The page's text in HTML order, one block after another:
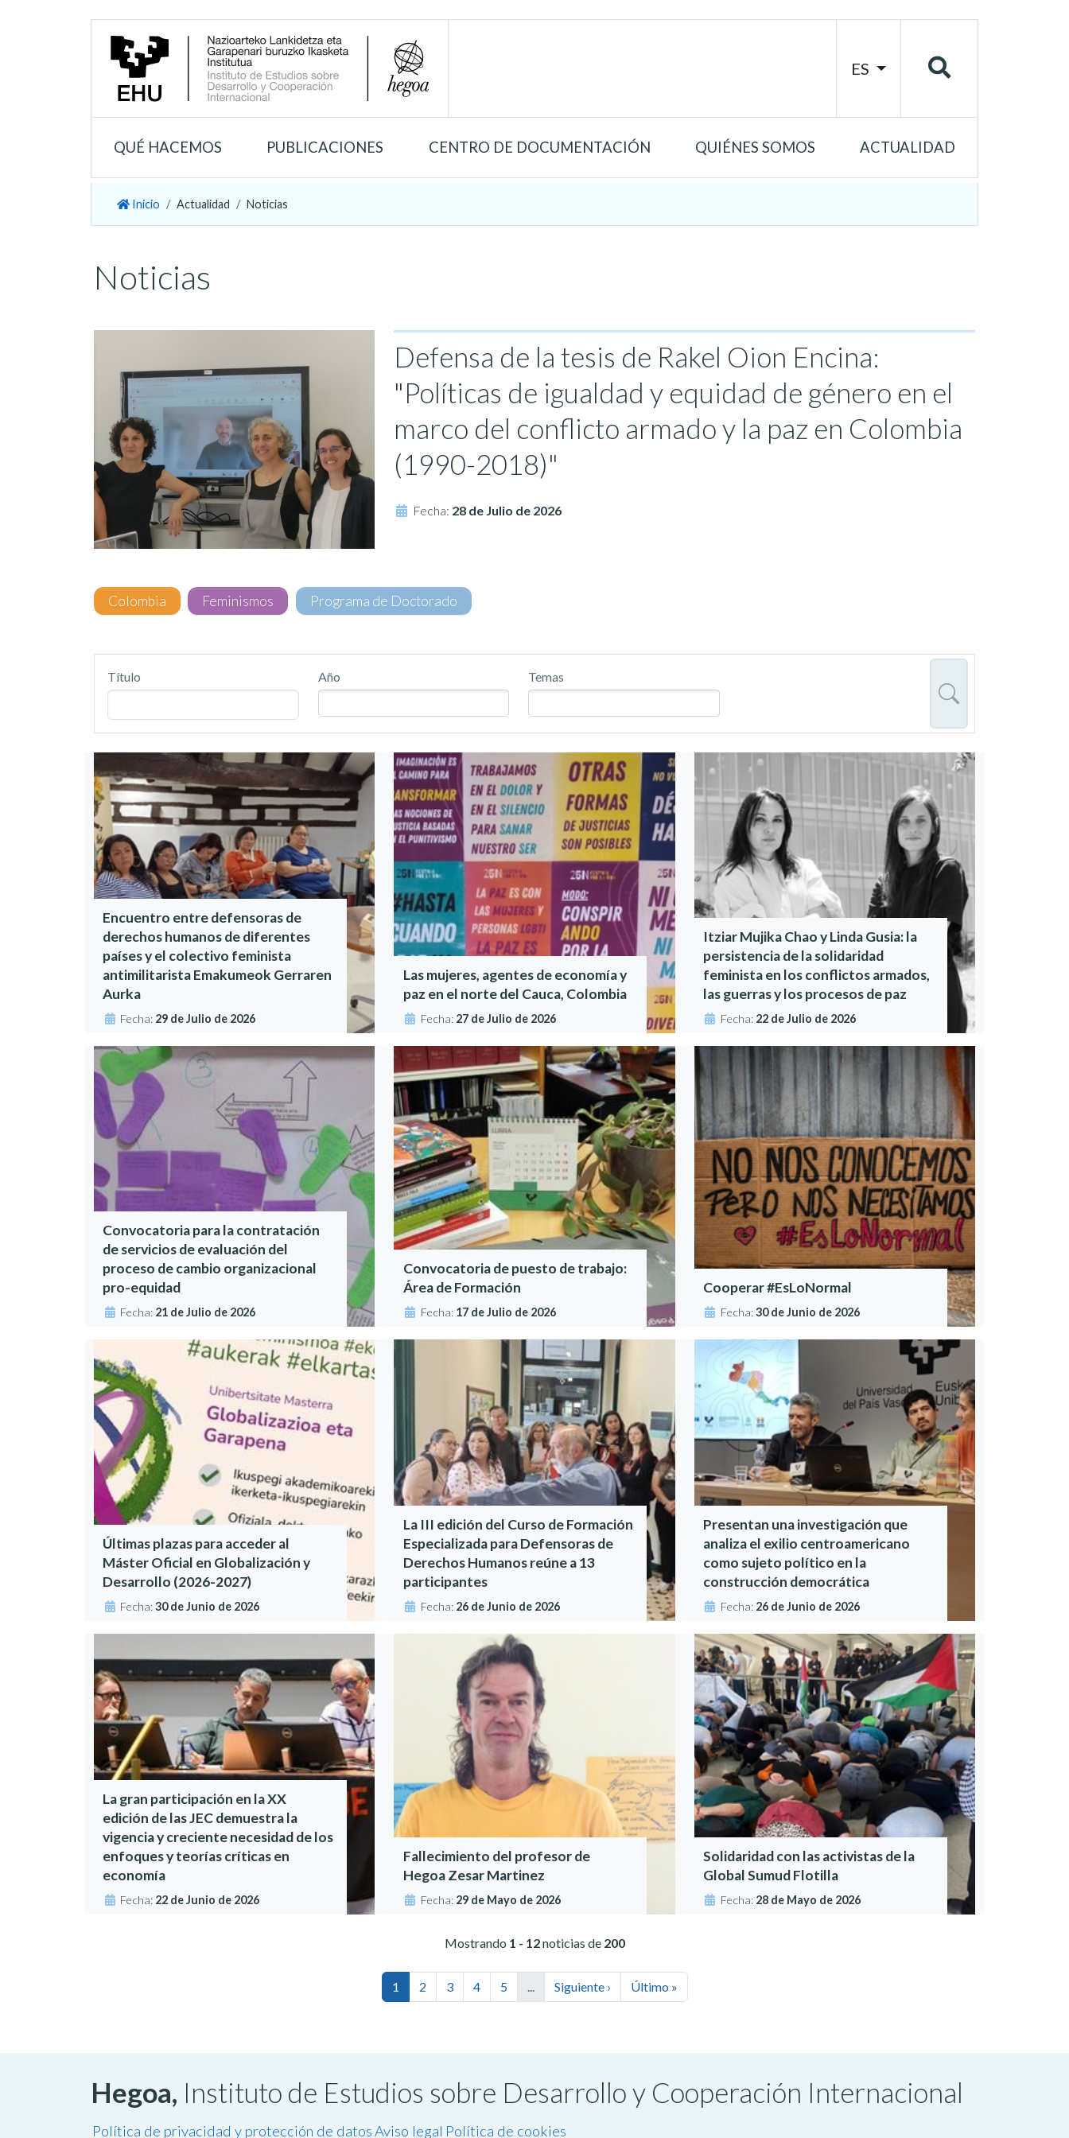
ES
QUÉ HACEMOS PUBLICACIONES CENTRO DE DOCUMENTACIÓN QUIÉNES SOMOS ACTUALIDAD
Inicio Actualidad Noticias
Noticias
Defensa de la tesis de Rakel Oion Encina:
"Políticas de igualdad y equidad de género en el
marco del conflicto armado y la paz en Colombia
(1990-2018)"
Fecha: 28 de Julio de 2026
Colombia Feminismos Programa de Doctorado
Título Año Temas
Encuentro entre defensoras de
derechos humanos de diferentes
países y el colectivo feminista
antimilitarista Emakumeok Gerraren
Aurka
Fecha: 29 de Julio de 2026
Las mujeres, agentes de economía y
paz en el norte del Cauca, Colombia
Fecha: 27 de Julio de 2026
Itziar Mujika Chao y Linda Gusia: la
persistencia de la solidaridad
feminista en los conflictos armados,
las guerras y los procesos de paz
Fecha: 22 de Julio de 2026
Convocatoria para la contratación
de servicios de evaluación del
proceso de cambio organizacional
pro-equidad
Fecha: 21 de Julio de 2026
Convocatoria de puesto de trabajo:
Área de Formación
Fecha: 17 de Julio de 2026
Cooperar #EsLoNormal
Fecha:30 de Junio de 2026
Últimas plazas para acceder al
Máster Oficial en Globalización y
Desarrollo (2026-2027)
Fecha:30 de Junio de 2026
La III edición del Curso de Formación
Especializada para Defensoras de
Derechos Humanos reúne a 13
participantes
Fecha: 26 de Junio de 2026
Presentan una investigación que
analiza el exilio centroamericano
como sujeto político en la
construcción democrática
Fecha: 26 de Junio de 2026
La gran participación en la XX
edición de las JEC demuestra la
vigencia y creciente necesidad de los
enfoques y teorías críticas en
economía
Fecha: 22 de Junio de 2026
Fallecimiento del profesor de
Hegoa Zesar Martinez
Fecha: 29 de Mayo de 2026
Solidaridad con las activistas de la
Global Sumud Flotilla
Fecha: 28 de Mayo de 2026
Mostrando 1 - 12noticias de 200
1 2 3 4 5 ... Siguiente › Último »
Hegoa, Instituto de Estudios sobre Desarrollo y Cooperación Internacional
Política de privacidad y protección de datosAviso legal Política de cookies